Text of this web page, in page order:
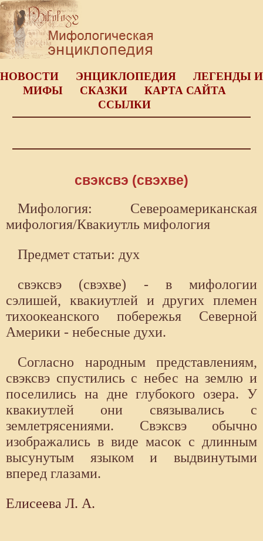
НОВОСТИ ЭНЦИКЛОПЕДИЯ
ЛЕГЕНДЫ И
МИФЫ
СКАЗКИ
КАРТА САЙТА
ССЫЛКИ
свэксвэ (свэхве)
Мифология: Североамериканская
мифология/Квакиутль мифология
Предмет статьи: дух
свэксвэ (свэхве) - в мифологии
сэлишей, квакиутлей и других племен
тихоокеанского побережья Северной
Америки - небесные духи.
Согласно народным представлениям,
свэксвэ спустились с небес на землю и
поселились на дне глубокого озера. У
квакиутлей они связывались с
землетрясениями. Свэксвэ обычно
изображались в виде масок с длинным
высунутым языком и выдвинутыми
вперед глазами.
Елисеева Л. А.